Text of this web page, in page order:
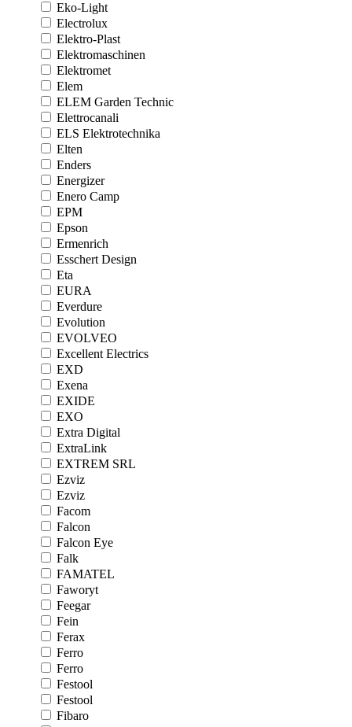
Eko-Light
Electrolux
Elektro-Plast
Elektromaschinen
Elektromet
Elem
ELEM Garden Technic
Elettrocanali
ELS Elektrotechnika
Elten
Enders
Energizer
Enero Camp
EPM
Epson
Ermenrich
Esschert Design
Eta
EURA
Everdure
Evolution
EVOLVEO
Excellent Electrics
EXD
Exena
EXIDE
EXO
Extra Digital
ExtraLink
EXTREM SRL
Ezviz
Ezviz
Facom
Falcon
Falcon Eye
Falk
FAMATEL
Faworyt
Feegar
Fein
Ferax
Ferro
Ferro
Festool
Festool
Fibaro